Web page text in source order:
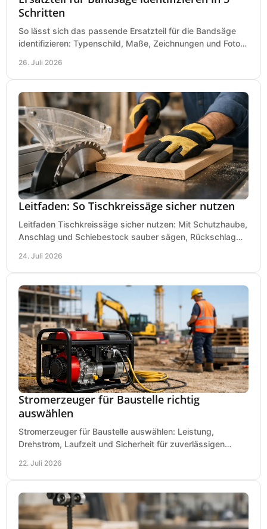
Schritten
So lässt sich das passende Ersatzteil für die Bandsäge
identifizieren: Typenschild, Maße, Zeichnungen und Fotos
26. Juli 2026
Leitfaden: So Tischkreissäge sicher nutzen
Leitfaden Tischkreissäge sicher nutzen: Mit Schutzhaube,
Anschlag und Schiebestock sauber sägen, Rückschlag
24. Juli 2026
Stromerzeuger für Baustelle richtig
auswählen
Stromerzeuger für Baustelle auswählen: Leistung,
Drehstrom, Laufzeit und Sicherheit für zuverlässigen
22. Juli 2026